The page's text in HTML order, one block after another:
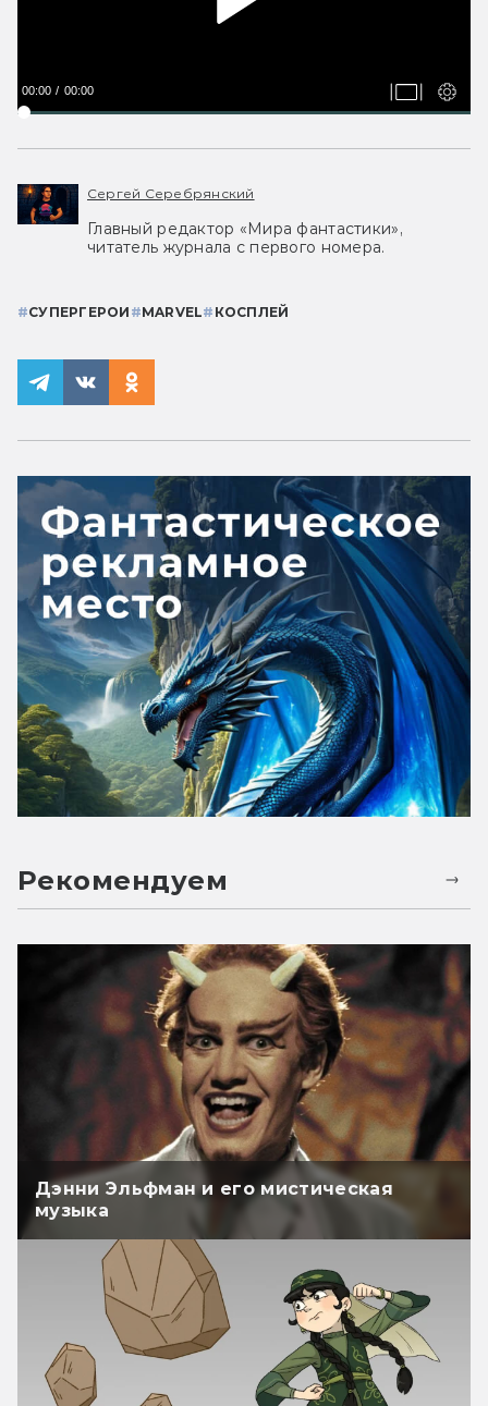
00:00 00:00
Сергей Серебрянский
Главный редактор «Мира фантастики»,
читатель журнала с первого номера.
#СУПЕРГЕРОИ #MARVEL# КОСПЛЕЙ
Рекомендуем
Дэнни Эльфман и его мистическая
музыка